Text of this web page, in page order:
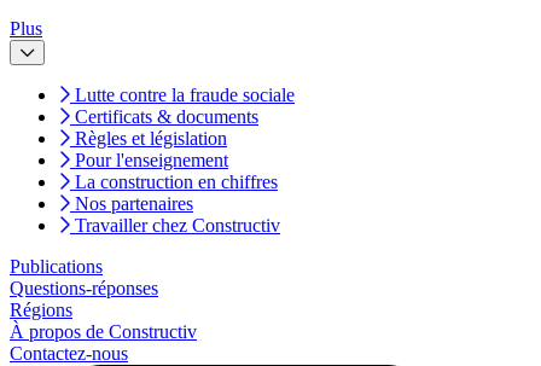
Plus
Lutte contre la fraude sociale
Certificats & documents
Règles et législation
Pour l'enseignement
La construction en chiffres
Nos partenaires
Travailler chez Constructiv
Publications
Questions-réponses
Régions
À propos de Constructiv
Contactez-nous